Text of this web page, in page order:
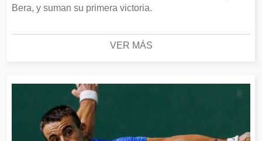
Bera, y suman su primera victoria.
VER MÁS